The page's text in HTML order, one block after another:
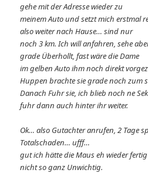
gehe mit der Adresse wieder zu
meinem Auto und setzt mich erstmal
also weiter nach Hause… sind nur
noch 3 km. Ich will anfahren, sehe
grade Überhollt, fast wäre die Dame
im gelben Auto ihm noch direkt
Huppen brachte sie grade noch zum
Danach Fuhr sie, ich blieb noch ne
fuhr dann auch hinter ihr weiter.
Ok… also Gutachter anrufen, 2 Tage
Totalschaden… ufff…
gut ich hätte die Maus eh wieder
nicht so ganz Unwichtig.